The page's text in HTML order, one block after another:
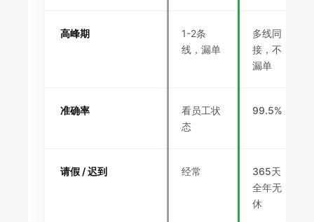
高峰期
1-2条
线，漏单
多线同
接，不
漏单
准确率
看员工状
态
99.5%
请假 / 迟到 经常
365天
全年无
休